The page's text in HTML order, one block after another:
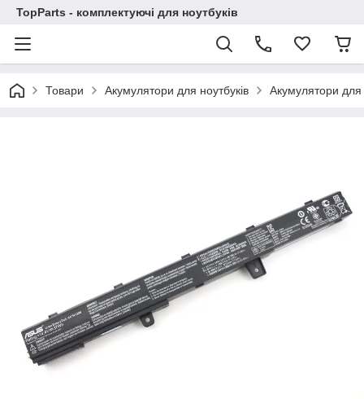
TopParts - комплектуючі для ноутбуків
Товари Акумулятори для ноутбуків Акумулятори для